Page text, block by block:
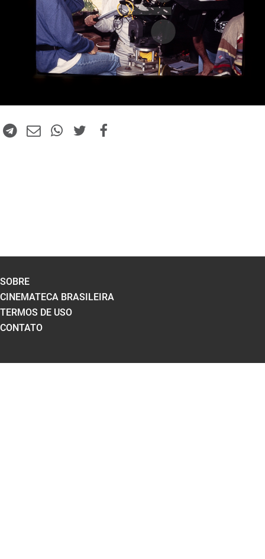
SOBRE
CINEMATECA BRASILEIRA
TERMOS DE USO
CONTATO